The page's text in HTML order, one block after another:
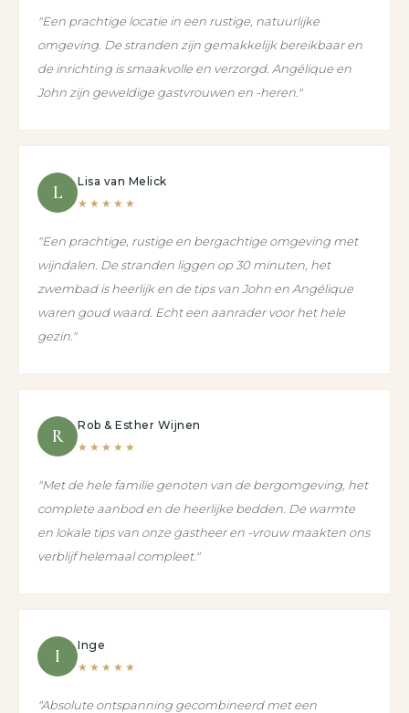
"Een prachtige locatie in een rustige, natuurlijke
omgeving. De stranden zijn gemakkelijk bereikbaar en
de inrichting is smaakvolle en verzorgd. Angélique en
John zijn geweldige gastvrouwen en -heren."
L
Lisa van Melick
★★★★★
"Een prachtige, rustige en bergachtige omgeving met
wijndalen. De stranden liggen op 30 minuten, het
zwembad is heerlijk en de tips van John en Angélique
waren goud waard. Echt een aanrader voor het hele
gezin."
R
Rob & Esther Wijnen
★★★★★
"Met de hele familie genoten van de bergomgeving, het
complete aanbod en de heerlijke bedden. De warmte
en lokale tips van onze gastheer en -vrouw maakten ons
verblijf helemaal compleet."
I
Inge
★★★★★
"Absolute ontspanning gecombineerd met een